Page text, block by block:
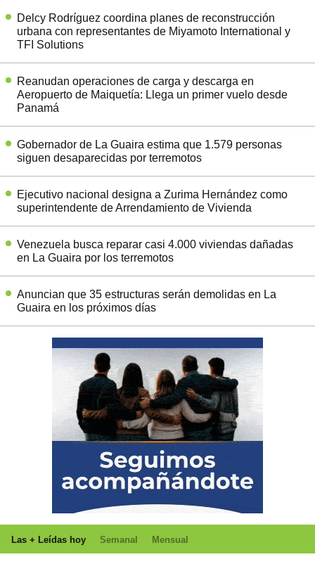
Delcy Rodríguez coordina planes de reconstrucción
urbana con representantes de Miyamoto International y
TFI Solutions
Reanudan operaciones de carga y descarga en
Aeropuerto de Maiquetía: Llega un primer vuelo desde
Panamá
Gobernador de La Guaira estima que 1.579 personas
siguen desaparecidas por terremotos
Ejecutivo nacional designa a Zurima Hernández como
superintendente de Arrendamiento de Vivienda
Venezuela busca reparar casi 4.000 viviendas dañadas
en La Guaira por los terremotos
Anuncian que 35 estructuras serán demolidas en La
Guaira en los próximos días
Las + Leídas hoy Semanal Mensual